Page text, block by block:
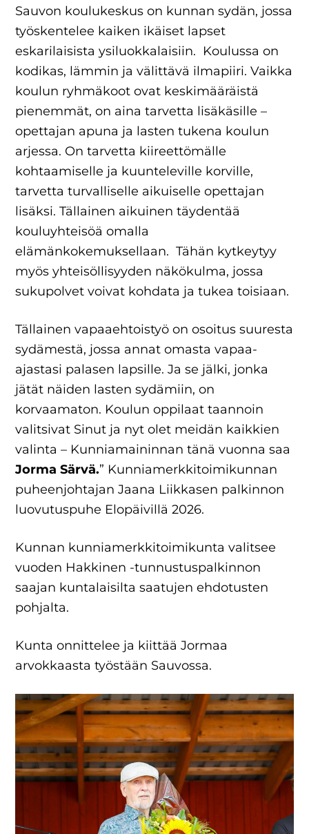
Sauvon koulukeskus on kunnan sydän, jossa
työskentelee kaiken ikäiset lapset
eskarilaisista ysiluokkalaisiin. Koulussa on
kodikas, lämmin ja välittävä ilmapiiri. Vaikka
koulun ryhmäkoot ovat keskimääräistä
pienemmät, on aina tarvetta lisäkäsille –
opettajan apuna ja lasten tukena koulun
arjessa. On tarvetta kiireettömälle
kohtaamiselle ja kuunteleville korville,
tarvetta turvalliselle aikuiselle opettajan
lisäksi. Tällainen aikuinen täydentää
kouluyhteisöä omalla
elämänkokemuksellaan. Tähän kytkeytyy
myös yhteisöllisyyden näkökulma, jossa
sukupolvet voivat kohdata ja tukea toisiaan.
Tällainen vapaaehtoistyö on osoitus suuresta
sydämestä, jossa annat omasta vapaa-
ajastasi palasen lapsille. Ja se jälki, jonka
jätät näiden lasten sydämiin, on
korvaamaton. Koulun oppilaat taannoin
valitsivat Sinut ja nyt olet meidän kaikkien
valinta – Kunniamaininnan tänä vuonna saa
Jorma Särvä.” Kunniamerkkitoimikunnan
puheenjohtajan Jaana Liikkasen palkinnon
luovutuspuhe Elopäivillä 2026.
Kunnan kunniamerkkitoimikunta valitsee
vuoden Hakkinen -tunnustuspalkinnon
saajan kuntalaisilta saatujen ehdotusten
pohjalta.
Kunta onnittelee ja kiittää Jormaa
arvokkaasta työstään Sauvossa.